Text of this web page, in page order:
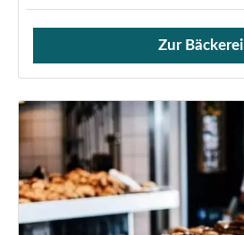
Verkauf von Brötchen,
Zur Bäckerei